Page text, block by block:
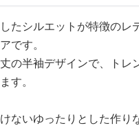
たシルエットが特徴のレ
です。
の半袖デザインで、トレ
す。
ないゆったりとした作り